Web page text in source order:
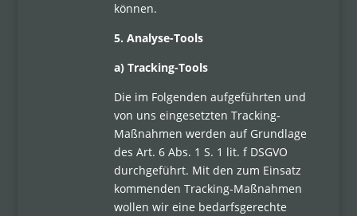
können.
5. Analyse-Tools
a) Tracking-Tools
Die im Folgenden aufgeführten und
von uns eingesetzten Tracking-
Maßnahmen werden auf Grundlage
des Art. 6 Abs. 1 S. 1 lit. f DSGVO
durchgeführt. Mit den zum Einsatz
kommenden Tracking-Maßnahmen
wollen wir eine bedarfsgerechte